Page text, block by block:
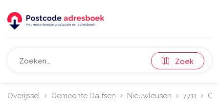
Zoek
Overijssel Gemeente Dalfsen Nieuwleusen 7711